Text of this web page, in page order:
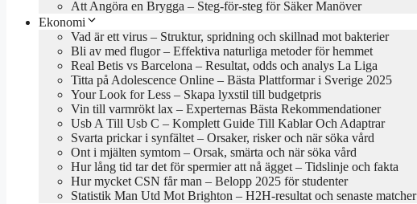
Att Angöra en Brygga – Steg-för-steg för Säker Manöver
Ekonomi
Vad är ett virus – Struktur, spridning och skillnad mot bakterier
Bli av med flugor – Effektiva naturliga metoder för hemmet
Real Betis vs Barcelona – Resultat, odds och analys La Liga
Titta på Adolescence Online – Bästa Plattformar i Sverige 2025
Your Look for Less – Skapa lyxstil till budgetpris
Vin till varmrökt lax – Experternas Bästa Rekommendationer
Usb A Till Usb C – Komplett Guide Till Kablar Och Adaptrar
Svarta prickar i synfältet – Orsaker, risker och när söka vård
Ont i mjälten symtom – Orsak, smärta och när söka vård
Hur lång tid tar det för spermier att nå ägget – Tidslinje och fakta
Hur mycket CSN får man – Belopp 2025 för studenter
Statistik Man Utd Mot Brighton – H2H-resultat och senaste matcher